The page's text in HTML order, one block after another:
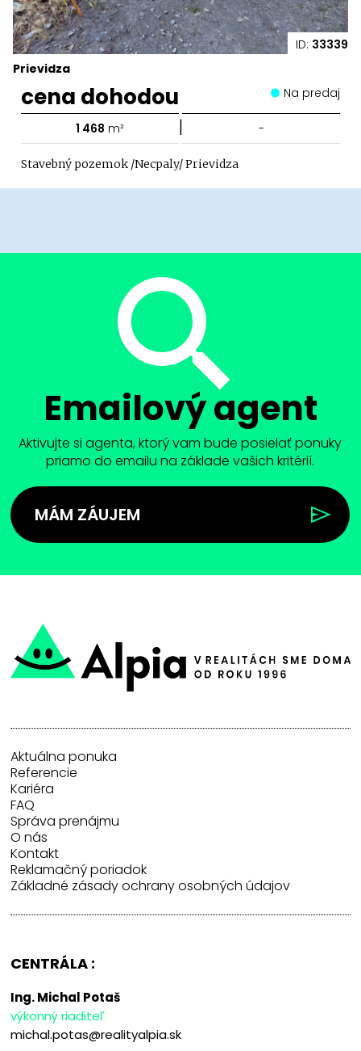
ID: 33339
Prievidza
cena dohodou Na predaj
1 468 m² | -
Stavebný pozemok /Necpaly/ Prievidza
Emailový agent
Aktivujte si agenta, ktorý vam bude posielať ponuky
priamo do emailu na základe vašich kritérií.
MÁM ZÁUJEM
Aktuálna ponuka
Referencie
Kariéra
FAQ
Správa prenájmu
O nás
Kontakt
Reklamačný poriadok
Základné zásady ochrany osobných údajov
CENTRÁLA :
Ing. Michal Potaš
výkonný riaditeľ
michal.potas@realityalpia.sk